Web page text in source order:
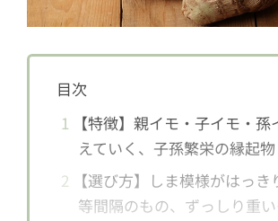
目次
1
【特徴】親イモ・子イモ・孫
えていく、子孫繁栄の縁起物
2 【選び方】しま模様がはっき
等間隔のもの、ずっしり重